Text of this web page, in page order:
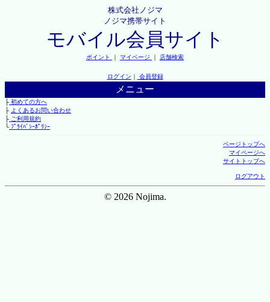
株式会社ノジマ
ノジマ携帯サイト
モバイル会員サイト
ポイント ｜ マイページ ｜ 店舗検索
ログイン ｜ 会員登録
メニュー
├初めての方へ
├ よくあるお問い合わせ
├ご利用規約
└ﾌﾟﾗｲﾊﾞｼｰﾎﾟﾘｼｰ
ページトップへ
マイページへ
サイトトップへ
ログアウト
© 2026 Nojima.